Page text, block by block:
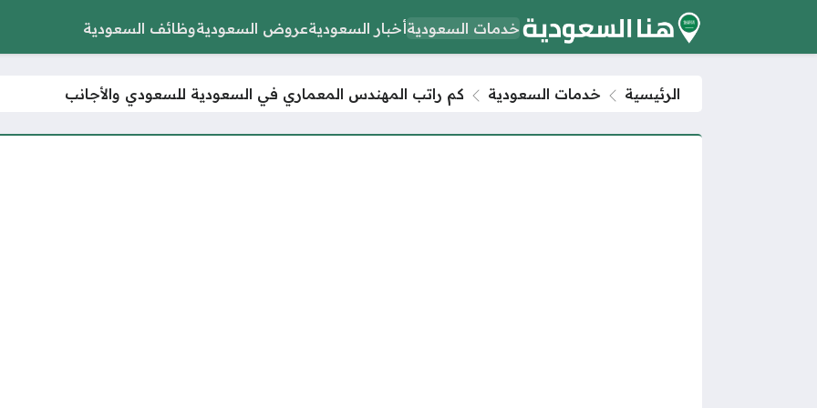
خدمات السعوديةأخبار السعوديةعروض السعوديةوظائف السعودية
الرئيسية خدمات السعودية كم راتب المهندس المعماري في السعودية للسعودي والأجانب